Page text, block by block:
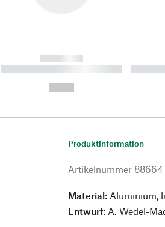
------------
----------- ----------- ----------
Produktinformation
Artikelnummer 88664
Material: Aluminium,
Entwurf: A. Wedel-